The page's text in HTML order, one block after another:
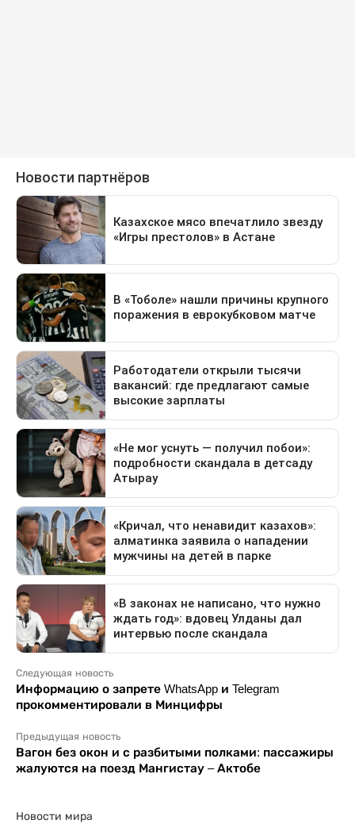
Следующая новость
Информацию о запрете WhatsApp и Telegram
прокомментировали в Минцифры
Предыдущая новость
Вагон без окон и с разбитыми полками: пассажиры
жалуются на поезд Мангистау – Актобе
Новости мира